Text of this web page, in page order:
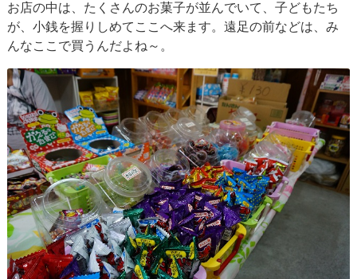
お店の中は、たくさんのお菓子が並んでいて、子どもたち
が、小銭を握りしめてここへ来ます。遠足の前などは、み
んなここで買うんだよね～。